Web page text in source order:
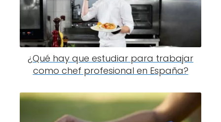
¿Qué hay que estudiar para trabajar
como chef profesional en España?